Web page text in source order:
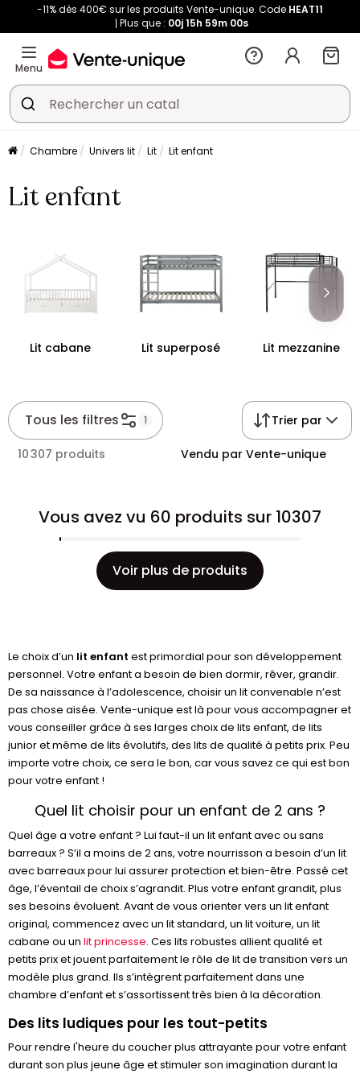
-11% dès 400€ sur les produits Vente-unique. Code HEAT11
Plus que : 00j 15h 59m 00s
Menu
Chambre Univers lit Lit Lit enfant
Lit enfant
Lit cabane Lit superposé Lit mezzanine
Tous les filtres 1 Trier par
10 307 produits Vendu par Vente-unique
Vous avez vu 60 produits sur 10307
Voir plus de produits
Le choix d’un lit enfant est primordial pour son développement
personnel. Votre enfant a besoin de bien dormir, rêver, grandir.
De sa naissance à l’adolescence, choisir un lit convenable n’est
pas chose aisée. Vente-unique est là pour vous accompagner et
vous conseiller grâce à ses larges choix de lits enfant, de lits
junior et même de lits évolutifs, des lits de qualité à petits prix. Peu
importe votre choix, ce sera le bon, car vous savez ce qui est bon
pour votre enfant !
Quel lit choisir pour un enfant de 2 ans ?
Quel âge a votre enfant ? Lui faut-il un lit enfant avec ou sans
barreaux ? S’il a moins de 2 ans, votre nourrisson a besoin d’un lit
avec barreaux pour lui assurer protection et bien-être. Passé cet
âge, l’éventail de choix s’agrandit. Plus votre enfant grandit, plus
ses besoins évoluent. Avant de vous orienter vers un lit enfant
original, commencez avec un lit standard, un lit voiture, un lit
cabane ou un lit princesse. Ces lits robustes allient qualité et
petits prix et jouent parfaitement le rôle de lit de transition vers un
modèle plus grand. Ils s’intègrent parfaitement dans une
chambre d’enfant et s’assortissent très bien à la décoration.
Des lits ludiques pour les tout-petits
Pour rendre l'heure du coucher plus attrayante pour votre enfant
durant son plus jeune âge et stimuler son imagination durant la